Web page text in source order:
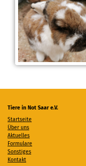
Tiere in Not Saar e.V.
Startseite
Über uns
Aktuelles
Formulare
Sonstiges
Kontakt